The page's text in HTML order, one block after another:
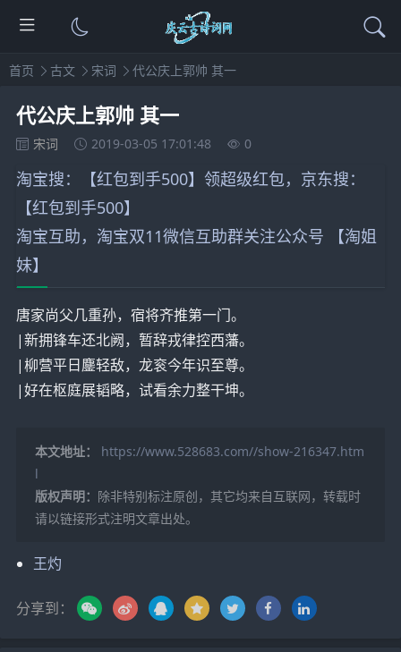
首页 古文 宋词 代公庆上郭帅 其一
代公庆上郭帅 其一
宋词 2019-03-05 17:01:48 0
淘宝搜：【红包到手500】领超级红包，京东搜：
【红包到手500】
淘宝互助，淘宝双11微信互助群关注公众号
【淘姐
妹】
唐家尚父几重孙，宿将齐推第一门。
|新拥锋车还北阙，暂辞戎律控西藩。
|柳营平日鏖轻敌，龙衮今年识至尊。
|好在枢庭展韬略，试看余力整干坤。
本文地址：
https://www.528683.com//show-216347.htm
l
版权声明： 除非特别标注原创，其它均来自互联网，转载时
请以链接形式注明文章出处。
王灼
分享到：